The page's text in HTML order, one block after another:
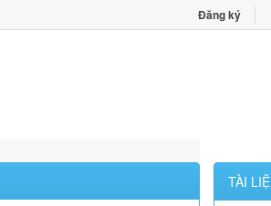
Đăng ký
TÀI